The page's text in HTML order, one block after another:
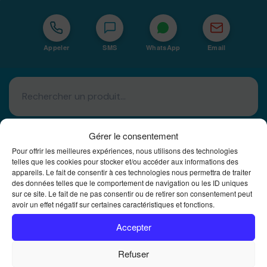
Gérer le consentement
Pour offrir les meilleures expériences, nous utilisons des technologies
telles que les cookies pour stocker et/ou accéder aux informations des
appareils. Le fait de consentir à ces technologies nous permettra de traiter
des données telles que le comportement de navigation ou les ID uniques
sur ce site. Le fait de ne pas consentir ou de retirer son consentement peut
avoir un effet négatif sur certaines caractéristiques et fonctions.
Accepter
Refuser
Appeler SMS WhatsApp Email
Basé à La Réunion · 974
Bureautique Reunion Ei
Intégrateur de solutions d'impression Bureautique et